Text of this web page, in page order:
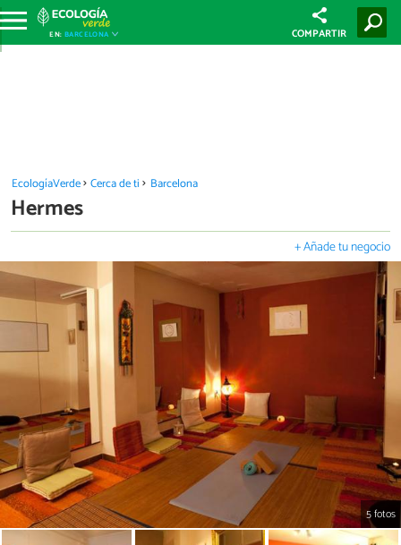
EN: BARCELONA COMPARTIR
EcologíaVerde Cerca de ti Barcelona
Hermes
+ Añade tu negocio
5 fotos